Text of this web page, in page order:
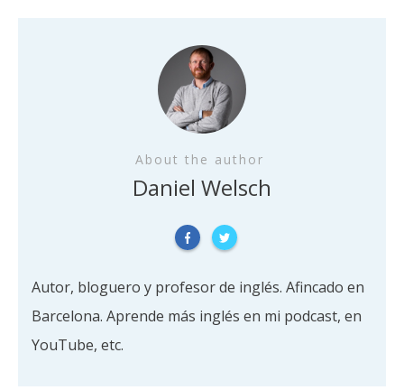
About the author
Daniel Welsch
Autor, bloguero y profesor de inglés. Afincado en
Barcelona. Aprende más inglés en mi podcast, en
YouTube, etc.